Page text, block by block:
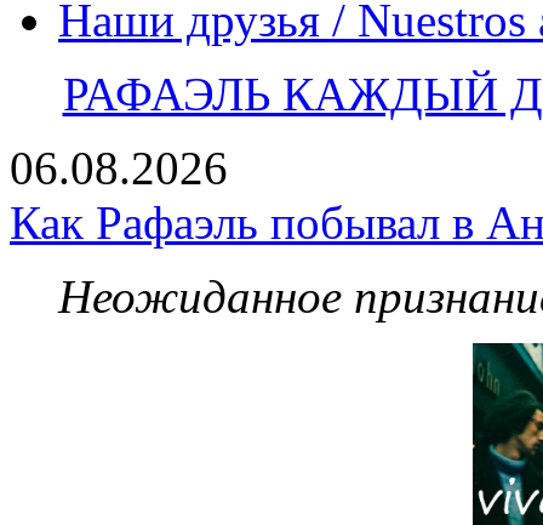
Наши друзья / Nuestros
РАФАЭЛЬ КАЖДЫЙ
06.08.2026
Как Рафаэль побывал в
Неожиданное